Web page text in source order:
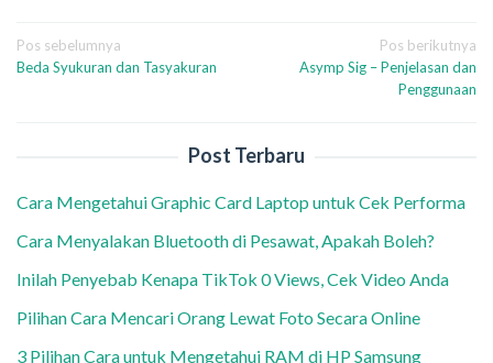
Navigasi
pos
Pos sebelumnya
Beda Syukuran dan Tasyakuran
Pos berikutnya
Asymp Sig – Penjelasan dan
Penggunaan
Post Terbaru
Cara Mengetahui Graphic Card Laptop untuk Cek Performa
Cara Menyalakan Bluetooth di Pesawat, Apakah Boleh?
Inilah Penyebab Kenapa TikTok 0 Views, Cek Video Anda
Pilihan Cara Mencari Orang Lewat Foto Secara Online
3 Pilihan Cara untuk Mengetahui RAM di HP Samsung